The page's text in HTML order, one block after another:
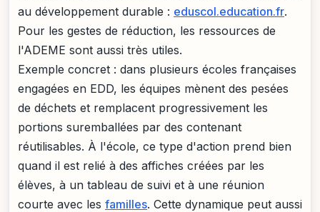
au développement durable : eduscol.education.fr.
Pour les gestes de réduction, les ressources de
l'ADEME sont aussi très utiles.
Exemple concret : dans plusieurs écoles françaises
engagées en EDD, les équipes mènent des pesées
de déchets et remplacent progressivement les
portions suremballées par des contenant
réutilisables. À l'école, ce type d'action prend bien
quand il est relié à des affiches créées par les
élèves, à un tableau de suivi et à une réunion
courte avec les familles. Cette dynamique peut aussi